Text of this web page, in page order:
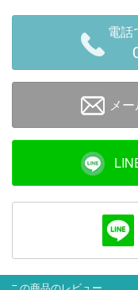
ご注文方法
ヘルプページ
お問い合せ
ログイン/マイページ
お気に入りリスト
電話
メ